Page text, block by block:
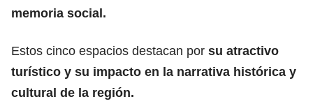
memoria social.
Estos cinco espacios destacan por su atractivo
turístico y su impacto en la narrativa histórica y
cultural de la región.